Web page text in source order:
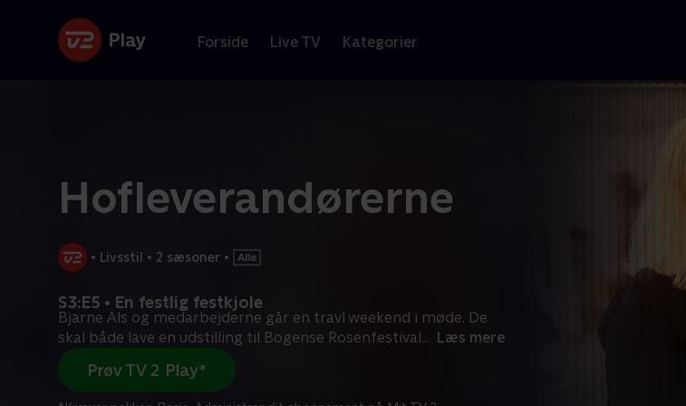
Forside Live TV Kategorier
Hofleverandørerne
• Livsstil • 2 sæsoner •
S3:E5 • En festlig festkjole
Bjarne Als og medarbejderne går en travl weekend i møde. De
skal både lave en udstilling til Bogense Rosenfestival... Læs mere
Prøv TV 2 Play*